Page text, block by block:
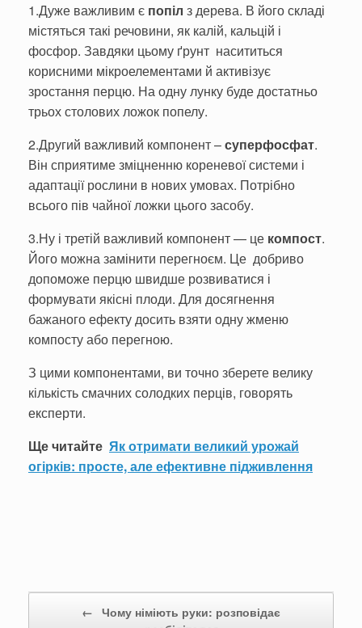
1.Дуже важливим є попіл з дерева. В його складі
містяться такі речовини, як калій, кальцій і
фосфор. Завдяки цьому ґрунт насититься
корисними мікроелементами й активізує
зростання перцю. На одну лунку буде достатньо
трьох столових ложок попелу.
2.Другий важливий компонент –суперфосфат.
Він сприятиме зміцненню кореневої системи і
адаптації рослини в нових умовах. Потрібно
всього пів чайної ложки цього засобу.
3.Ну і третій важливий компонент — це компост.
Його можна замінити перегноєм. Це добриво
допоможе перцю швидше розвиватися і
формувати якісні плоди. Для досягнення
бажаного ефекту досить взяти одну жменю
компосту або перегною.
З цими компонентами, ви точно зберете велику
кількість смачних солодких перців, говорять
експерти.
Ще читайте Як отримати великий урожай
огірків: просте, але ефективне підживлення
← Чому німіють руки: розповідає